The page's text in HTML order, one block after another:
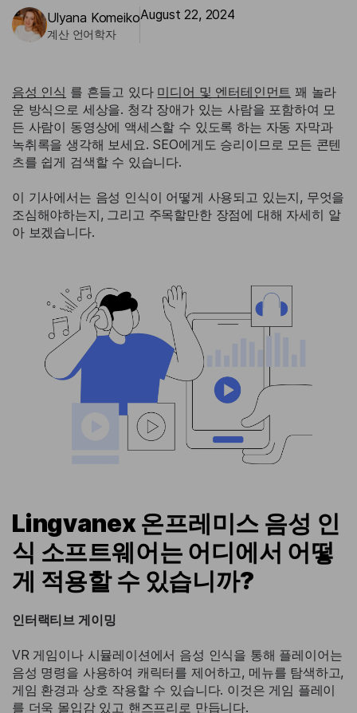
Ulyana Komeiko
계산 언어학자
August 22, 2024
음성 인식 를 흔들고 있다 미디어 및 엔터테인먼트 꽤 놀라
운 방식으로 세상을. 청각 장애가 있는 사람을 포함하여 모
든 사람이 동영상에 액세스할 수 있도록 하는 자동 자막과
녹취록을 생각해 보세요. SEO에게도 승리이므로 모든 콘텐
츠를 쉽게 검색할 수 있습니다.
이 기사에서는 음성 인식이 어떻게 사용되고 있는지, 무엇을
조심해야하는지, 그리고 주목할만한 장점에 대해 자세히 알
아 보겠습니다.
Lingvanex 온프레미스 음성 인
식 소프트웨어는 어디에서 어떻
게 적용할 수 있습니까?
인터랙티브 게이밍
VR 게임이나 시뮬레이션에서 음성 인식을 통해 플레이어는
음성 명령을 사용하여 캐릭터를 제어하고, 메뉴를 탐색하고,
게임 환경과 상호 작용할 수 있습니다. 이것은 게임 플레이
를 더욱 몰입감 있고 핸즈프리로 만듭니다.